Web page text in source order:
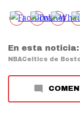
En esta noticia:
NBACeltics de